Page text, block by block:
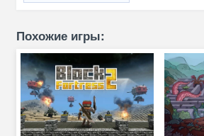
Похожие игры: